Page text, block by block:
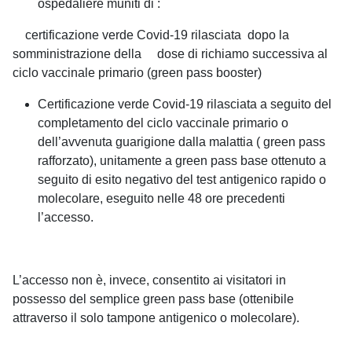
ospedaliere muniti di :
certificazione verde Covid-19 rilasciata dopo la
somministrazione della dose di richiamo successiva al
ciclo vaccinale primario (green pass booster)
Certificazione verde Covid-19 rilasciata a seguito del
completamento del ciclo vaccinale primario o
dell’avvenuta guarigione dalla malattia ( green pass
rafforzato), unitamente a green pass base ottenuto a
seguito di esito negativo del test antigenico rapido o
molecolare, eseguito nelle 48 ore precedenti
l’accesso.
L’accesso non è, invece, consentito ai visitatori in
possesso del semplice green pass base (ottenibile
attraverso il solo tampone antigenico o molecolare).